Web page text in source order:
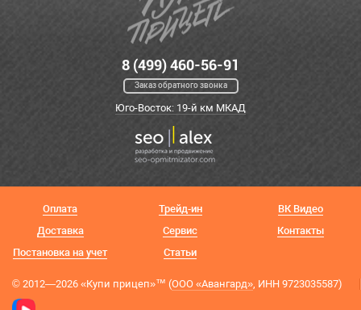
8 (499) 460-56-91
Заказ обратного звонка
Юго-Восток: 19-й км МКАД
Оплата
Доставка
Постановка на учет
Трейд-ин
Сервис
Статьи
ВК Видео
Контакты
© 2012—2026 «Купи прицеп»™ (ООО «Авангард», ИНН 9723035587)